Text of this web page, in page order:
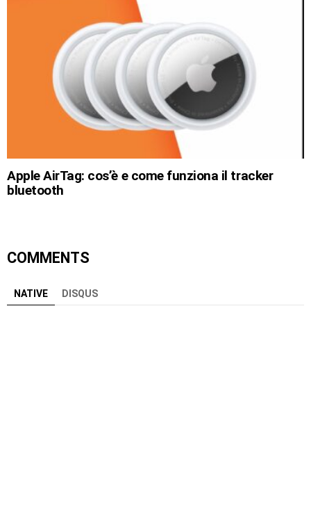
Apple AirTag: cos’è e come funziona il tracker
bluetooth
COMMENTS
NATIVE DISQUS